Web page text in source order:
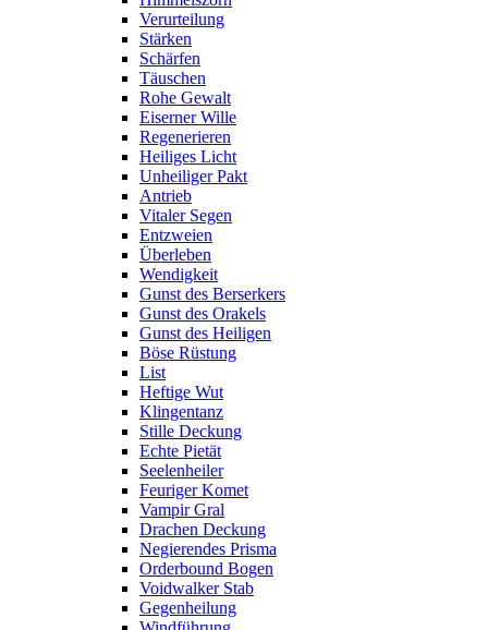
Verurteilung
Stärken
Schärfen
Täuschen
Rohe Gewalt
Eiserner Wille
Regenerieren
Heiliges Licht
Unheiliger Pakt
Antrieb
Vitaler Segen
Entzweien
Überleben
Wendigkeit
Gunst des Berserkers
Gunst des Orakels
Gunst des Heiligen
Böse Rüstung
List
Heftige Wut
Klingentanz
Stille Deckung
Echte Pietät
Seelenheiler
Feuriger Komet
Vampir Gral
Drachen Deckung
Negierendes Prisma
Orderbound Bogen
Voidwalker Stab
Gegenheilung